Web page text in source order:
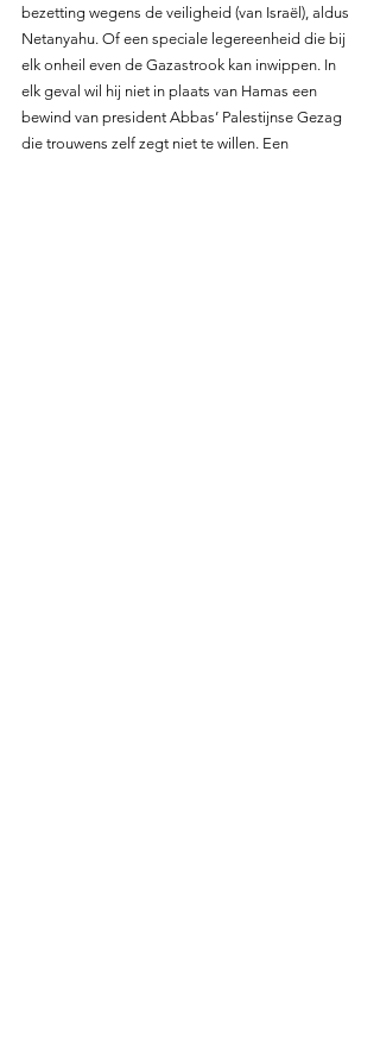
bezetting wegens de veiligheid (van Israël), aldus
Netanyahu. Of een speciale legereenheid die bij
elk onheil even de Gazastrook kan inwippen. In
elk geval wil hij niet in plaats van Hamas een
bewind van president Abbas’ Palestijnse Gezag
die trouwens zelf zegt niet te willen. Een